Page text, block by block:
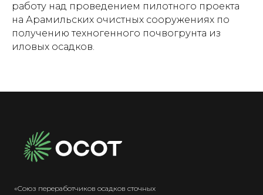
работу над проведением пилотного проекта
на Арамильских очистных сооружениях по
получению техногенного почвогрунта из
иловых осадков.
«Союз переработчиков осадков сточных